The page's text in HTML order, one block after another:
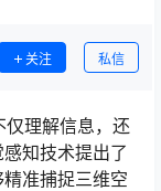
关注 私信
理解信息，还
知技术提出了
准捕捉三维空